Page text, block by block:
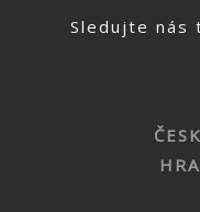
Sledujte nás